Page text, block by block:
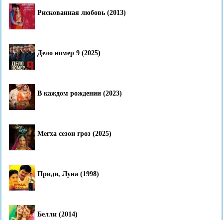
Рискованная любовь (2013)
Дело номер 9 (2025)
В каждом рождении (2023)
Мегха сезон гроз (2025)
Приди, Луна (1998)
Белли (2014)